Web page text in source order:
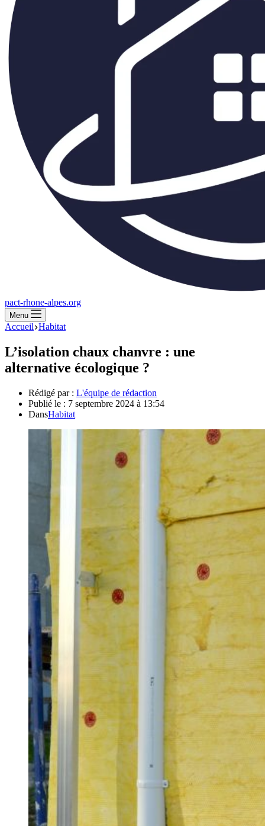
pact-rhone-alpes.org
Menu
Accueil Habitat
L’isolation chaux chanvre : une
alternative écologique ?
Rédigé par : L'équipe de rédaction
Publié le : 7 septembre 2024 à 13:54
DansHabitat